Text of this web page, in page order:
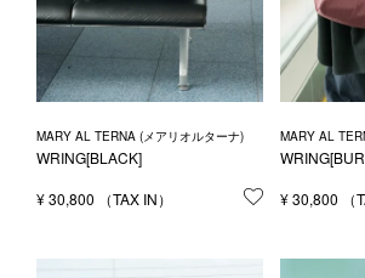
MARY AL TERNA (メアリオルターナ)
WRING[BLACK]
¥30,800 お気に入りに
MARY AL
¥30,800